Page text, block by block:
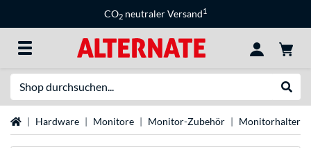
CO2 neutraler Versand1
StartseiteHardware Monitore Monitor-Zubehör